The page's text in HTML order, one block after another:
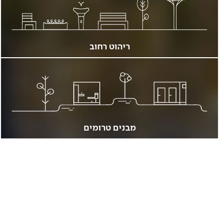
ריהוט רחוב
מבנים טרומים